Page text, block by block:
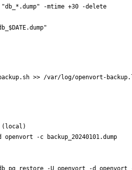
"db_*.dump" -mtime +30 -delete
(local)
-c backup_20240101.dump